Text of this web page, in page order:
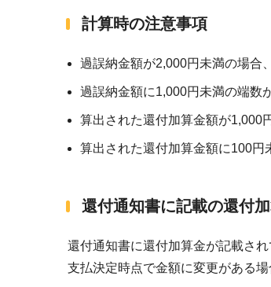
計算時の注意事項
過誤納金額が2,000円未満の場合
過誤納金額に1,000円未満の端数
算出された還付加算金額が1,000
算出された還付加算金額に100円
還付通知書に記載の還付
還付通知書に還付加算金が記載さ
支払決定時点で金額に変更がある